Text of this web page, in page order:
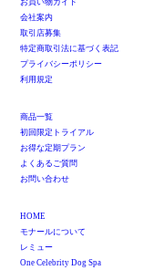
会社案内
取引店募集
特定商取引法に基づく表記
プライバシーポリシー
利用規定
商品一覧
初回限定トライアル
お得な定期プラン
よくあるご質問
お問い合わせ
HOME
モナールについて
レミュー
One Celebrity Dog Spa